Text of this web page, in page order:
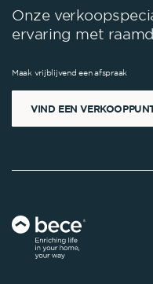
Onze
ervaring met
Maak vrijblijvend een afspraak
VIND EEN